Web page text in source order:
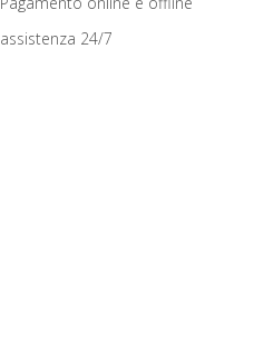
assistenza 24/7